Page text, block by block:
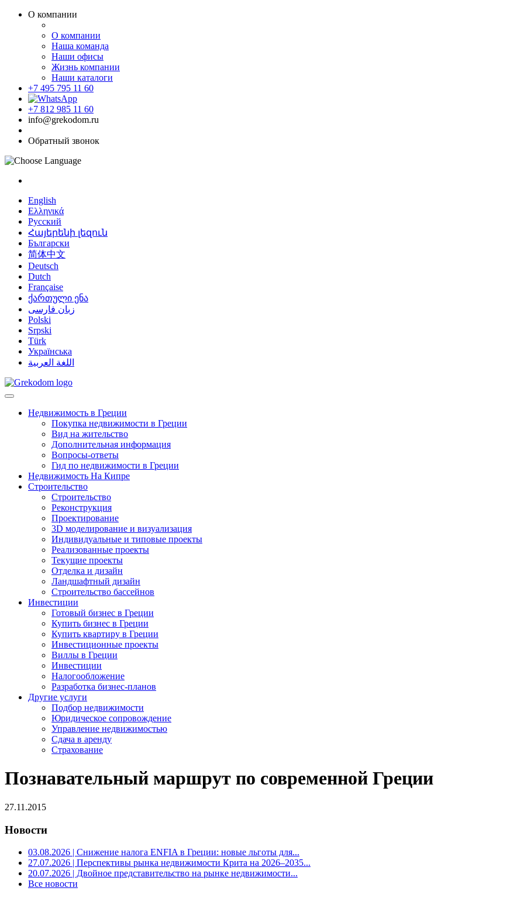
О компании
О компании
Наша команда
Наши офисы
Жизнь компании
Наши каталоги
+7 495 795 11 60
+7 812 985 11 60
info@grekodom.ru
Обратный звонок
English
Ελληνικά
Русский
Հայերենի լեզուն
Български
简体中文
Deutsch
Dutch
Française
ქართული ენა
زبان فارسی
Polski
Srpski
Türk
Українська
اللغة العربية
Недвижимость в Греции
Покупка недвижимости в Греции
Вид на жительство
Дополнительная информация
Вопросы-ответы
Гид по недвижимости в Греции
Недвижимость На Кипре
Строительство
Строительство
Реконструкция
Проектирование
3D моделирование и визуализация
Индивидуальные и типовые проекты
Реализованные проекты
Текущие проекты
Отделка и дизайн
Ландшафтный дизайн
Строительство бассейнов
Инвестиции
Готовый бизнес в Греции
Купить бизнес в Греции
Купить квартиру в Греции
Инвестиционные проекты
Виллы в Греции
Инвестиции
Налогообложение
Разработка бизнес-планов
Другие услуги
Подбор недвижимости
Юридическое сопровождение
Управление недвижимостью
Сдача в аренду
Страхование
Познавательный маршрут по современной Греции
27.11.2015
Новости
03.08.2026 | Снижение налога ENFIA в Греции: новые льготы для...
27.07.2026 | Перспективы рынка недвижимости Крита на 2026–2035...
20.07.2026 | Двойное представительство на рынке недвижимости...
Все новости